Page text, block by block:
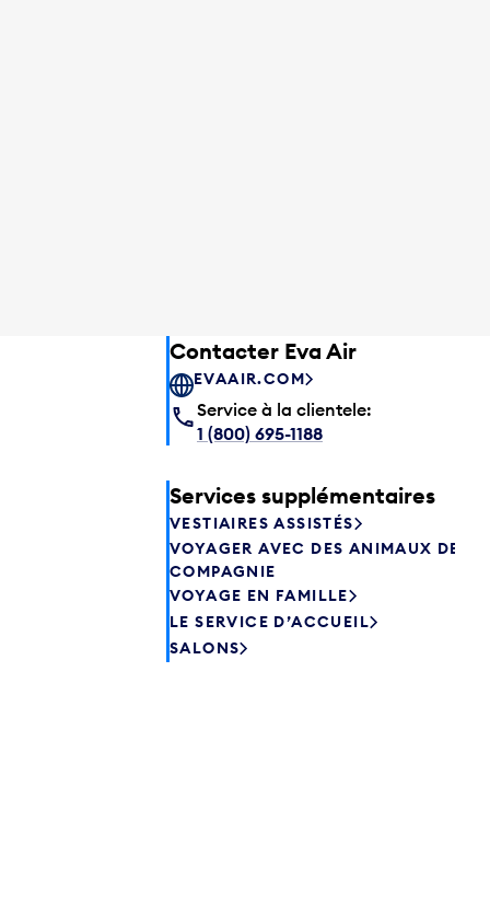
Contacter Eva Air
EVAAIR.COM
Service à la clientele:
1 (800) 695-1188
Services supplémentaires
VESTIAIRES ASSISTÉS
VOYAGER AVEC DES ANIMAUX DE
COMPAGNIE
VOYAGE EN FAMILLE
LE SERVICE D’ACCUEIL
SALONS